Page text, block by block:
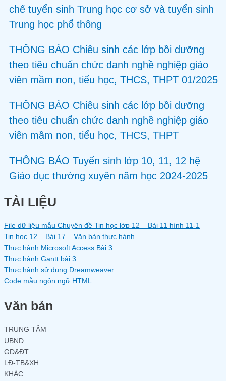
chế tuyển sinh Trung học cơ sở và tuyển sinh
Trung học phổ thông
THÔNG BÁO Chiêu sinh các lớp bồi dưỡng
theo tiêu chuẩn chức danh nghề nghiệp giáo
viên mầm non, tiểu học, THCS, THPT 01/2025
THÔNG BÁO Chiêu sinh các lớp bồi dưỡng
theo tiêu chuẩn chức danh nghề nghiệp giáo
viên mầm non, tiểu học, THCS, THPT
THÔNG BÁO Tuyển sinh lớp 10, 11, 12 hệ
Giáo dục thường xuyên năm học 2024-2025
TÀI LIỆU
File dữ liệu mẫu Chuyên đề Tin học lớp 12 – Bài 11 hình 11-1
Tin học 12 – Bài 17 – Văn bản thực hành
Thực hành Microsoft Access Bài 3
Thực hành Gantt bài 3
Thực hành sử dụng Dreamweaver
Code mẫu ngôn ngữ HTML
Văn bản
TRUNG TÂM
UBND
GD&ĐT
LĐ-TB&XH
KHÁC